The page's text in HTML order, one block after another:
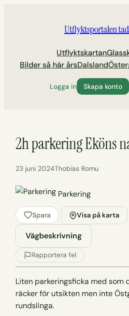
Utflyktsportalen
Utflyktskartan
Bilder så här årsDalsland
Logga in Skapa konto
2h parkering Eköns
23 juni 2024Thobias Romu
Parkering
Spara Visa på karta
Vägbeskrivning
Rapportera fel
Liten parkeringsficka med som
räcker för utsikten men inte
rundslinga.